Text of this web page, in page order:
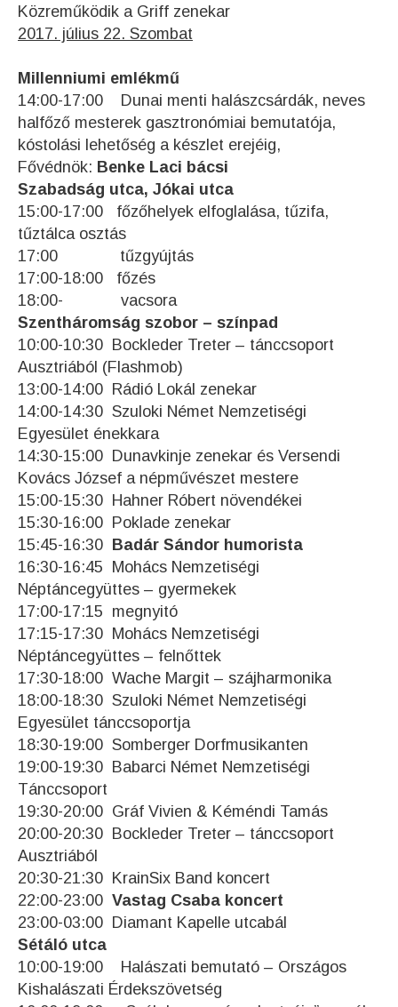
Közreműködik a Griff zenekar
2017. július 22. Szombat
Millenniumi emlékmű
14:00-17:00 Dunai menti halászcsárdák, neves
halfőző mesterek gasztronómiai bemutatója,
kóstolási lehetőség a készlet erejéig,
Fővédnök: Benke Laci bácsi
Szabadság utca, Jókai utca
15:00-17:00 főzőhelyek elfoglalása, tűzifa,
tűztálca osztás
17:00 tűzgyújtás
17:00-18:00 főzés
18:00- vacsora
Szentháromság szobor – színpad
10:00-10:30 Bockleder Treter – tánccsoport
Ausztriából (Flashmob)
13:00-14:00 Rádió Lokál zenekar
14:00-14:30 Szuloki Német Nemzetiségi
Egyesület énekkara
14:30-15:00 Dunavkinje zenekar és Versendi
Kovács József a népművészet mestere
15:00-15:30 Hahner Róbert növendékei
15:30-16:00 Poklade zenekar
15:45-16:30
Badár Sándor humorista
16:30-16:45 Mohács Nemzetiségi
Néptáncegyüttes – gyermekek
17:00-17:15 megnyitó
17:15-17:30 Mohács Nemzetiségi
Néptáncegyüttes – felnőttek
17:30-18:00 Wache Margit – szájharmonika
18:00-18:30 Szuloki Német Nemzetiségi
Egyesület tánccsoportja
18:30-19:00 Somberger Dorfmusikanten
19:00-19:30 Babarci Német Nemzetiségi
Tánccsoport
19:30-20:00 Gráf Vivien & Kéméndi Tamás
20:00-20:30 Bockleder Treter – tánccsoport
Ausztriából
20:30-21:30 KrainSix Band koncert
22:00-23:00 Vastag Csaba koncert
23:00-03:00 Diamant Kapelle utcabál
Sétáló utca
10:00-19:00 Halászati bemutató – Országos
Kishalászati Érdekszövetség